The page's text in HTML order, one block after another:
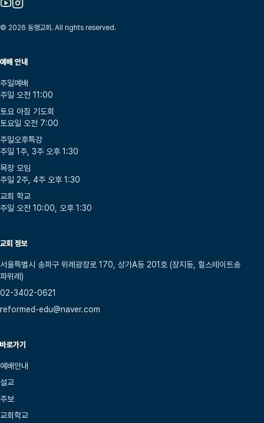
© 2026 동행교회. All rights reserved.
예배 안내
주일예배
주일 오전 11:00
토요 아침 기도회
토요일 오전 7:00
주일오후특강
주일 1주, 3주 오후 1:30
목장 모임
주일 2주, 4주 오후 1:30
교회 학교
주일 오전 10:00, 오후 1:30
교회 정보
서울특별시 송파구 위례광장로 170, 상가A동 201호 (장지동, 힐스테이트송
파위례)
02-3402-0621
reformed-edu@naver.com
바로가기
예배안내
설교
주보
교회학교